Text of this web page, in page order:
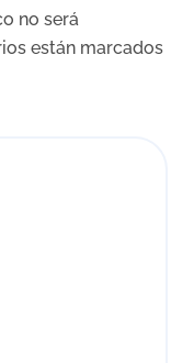
no será
están marcados